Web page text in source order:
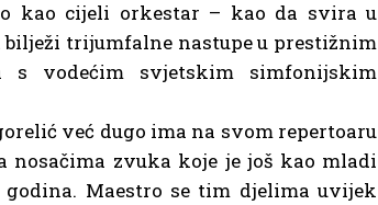
kao cijeli orkestar – kao da svira u
bilježi trijumfalne nastupe u prestižnim
s vodećim svjetskim simfonijskim
već dugo ima na svom repertoaru
nosačima zvuka koje je još kao mladi
godina. Maestro se tim djelima uvijek